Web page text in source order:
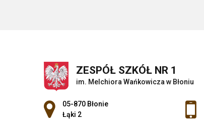
ZESPÓŁ SZKÓŁ NR 1
im. Melchiora Wańkowicza w Błoniu
Adres pocztowy:
05-870 Błonie
Łąki 2